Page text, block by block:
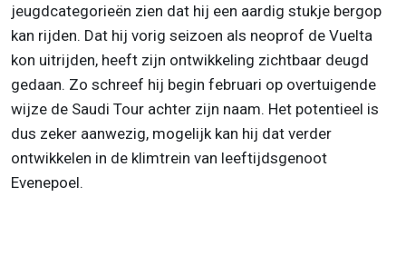
jeugdcategorieën zien dat hij een aardig stukje bergop
kan rijden. Dat hij vorig seizoen als neoprof de Vuelta
kon uitrijden, heeft zijn ontwikkeling zichtbaar deugd
gedaan. Zo schreef hij begin februari op overtuigende
wijze de Saudi Tour achter zijn naam. Het potentieel is
dus zeker aanwezig, mogelijk kan hij dat verder
ontwikkelen in de klimtrein van leeftijdsgenoot
Evenepoel.